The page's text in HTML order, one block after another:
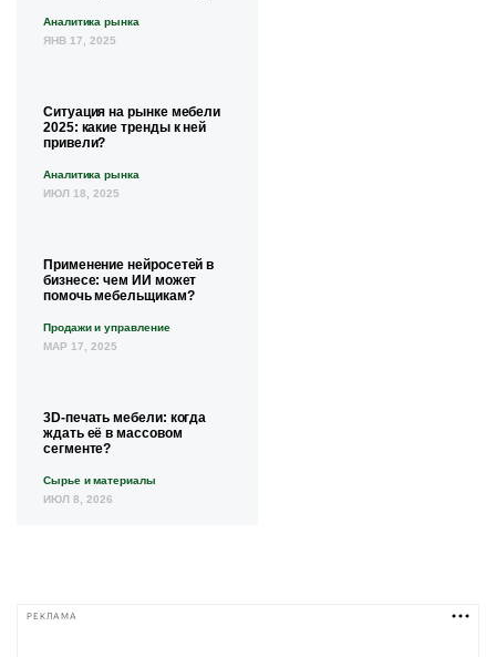
Аналитика рынка
ЯНВ 17, 2025
Ситуация на рынке мебели
2025: какие тренды к ней
привели?
Аналитика рынка
ИЮЛ 18, 2025
Применение нейросетей в
бизнесе: чем ИИ может
помочь мебельщикам?
Продажи и управление
МАР 17, 2025
3D-печать мебели: когда
ждать её в массовом
сегменте?
Сырье и материалы
ИЮЛ 8, 2026
РЕКЛАМА